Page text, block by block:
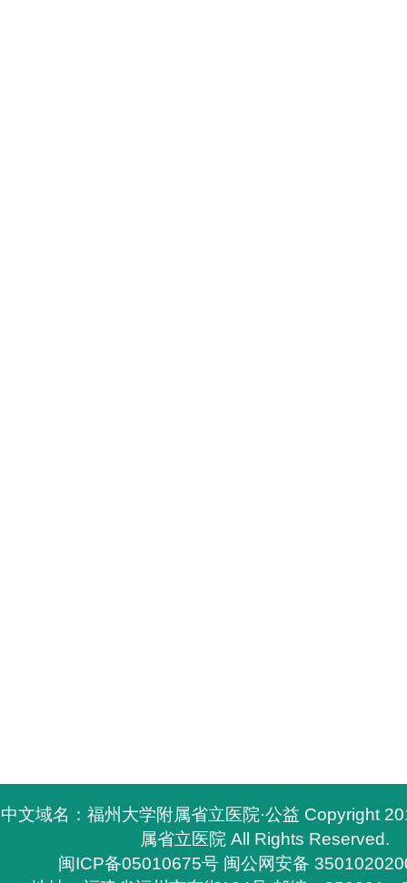
中文域名：福州大学附属省立医院·公益 Copyright
属省立医院 All Rights Reserved.
闽ICP备05010675号 闽公网安备